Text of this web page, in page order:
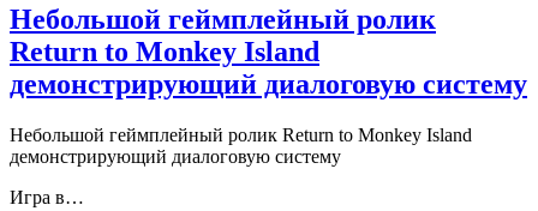
Небольшой геймплейный ролик
Return to Monkey Island
демонстрирующий диалоговую систему
Небольшой геймплейный ролик Return to Monkey Island
демонстрирующий диалоговую систему
Игра в…